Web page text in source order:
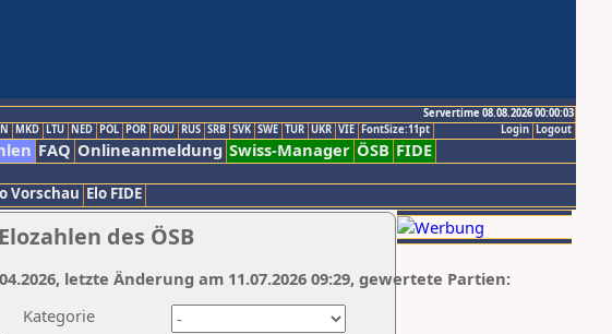
Servertime 08.08.2026 00:00:03
Logout
Login
MKD LTU NED POL POR ROU RUS SRB SVK SWE TUR UKR VIE FontSize:11pt
FAQ Onlineanmeldung Swiss-Manager ÖSB FIDE
Vorschau Elo FIDE
des ÖSB
Kategorie
letzte Änderung am 11.07.2026 09:29, gewertete Partien: